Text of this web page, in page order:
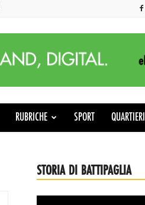
RUBRICHE SPORT QUARTIERI
STORIA DI BATTIPAGLIA